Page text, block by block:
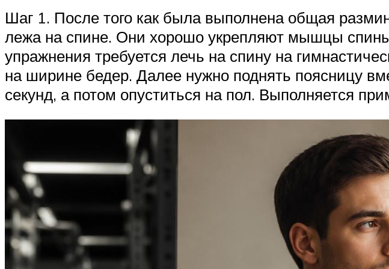
Шаг 1. После того как была выполнена общая
лежа на спине. Они хорошо укрепляют мышцы
упражнения требуется лечь на спину на
на ширине бедер. Далее нужно поднять поясницу
секунд, а потом опуститься на пол. Выполняется